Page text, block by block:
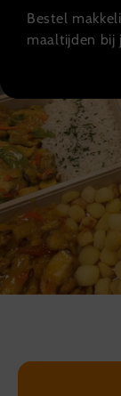
Bestel
maaltijden bij